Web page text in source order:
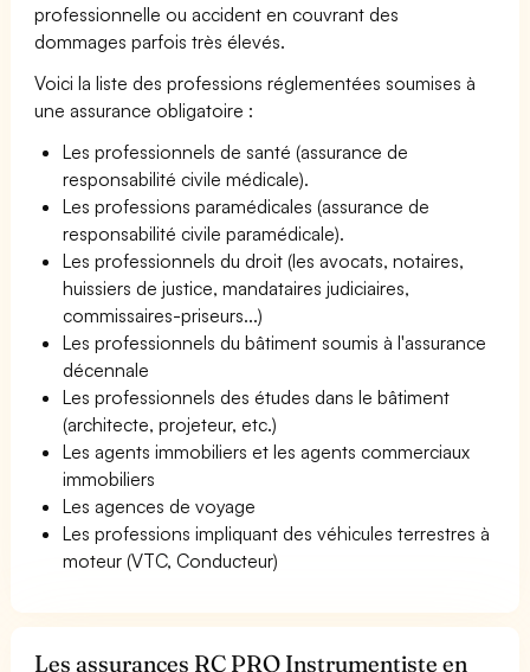
professionnelle ou accident en couvrant des
dommages parfois très élevés.
Voici la liste des professions réglementées soumises à
une assurance obligatoire :
Les professionnels de santé (assurance de
responsabilité civile médicale).
Les professions paramédicales (assurance de
responsabilité civile paramédicale).
Les professionnels du droit (les avocats, notaires,
huissiers de justice, mandataires judiciaires,
commissaires-priseurs...)
Les professionnels du bâtiment soumis à l'assurance
décennale
Les professionnels des études dans le bâtiment
(architecte, projeteur, etc.)
Les agents immobiliers et les agents commerciaux
immobiliers
Les agences de voyage
Les professions impliquant des véhicules terrestres à
moteur (VTC, Conducteur)
Les assurances RC PRO Instrumentiste en